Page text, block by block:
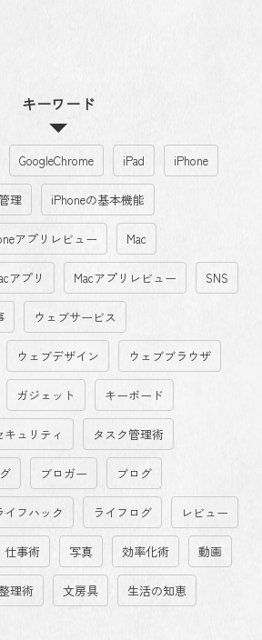
キーワード
GoogleChrome iPad iPhone
理 iPhoneの基本機能
アプリレビュー Mac
アプリ Macアプリレビュー SNS
ウェブサービス
ウェブデザイン ウェブブラウザ
ガジェット キーボード
キュリティ タスク管理術
ブロガー ブログ
イフハック ライフログ レビュー
仕事術 写真 効率化術 動画
整理術 文房具 生活の知恵